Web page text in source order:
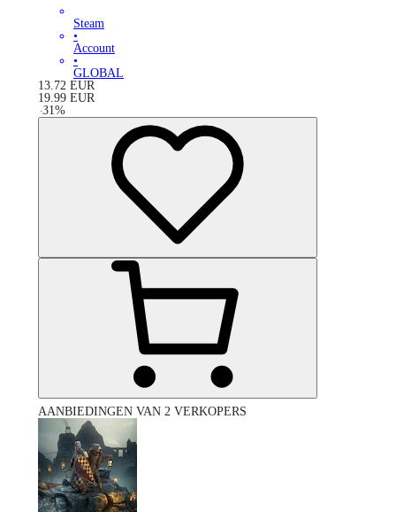
Steam
•
Account
•
GLOBAL
13.72 EUR
19.99 EUR
-31%
AANBIEDINGEN VAN 2 VERKOPERS